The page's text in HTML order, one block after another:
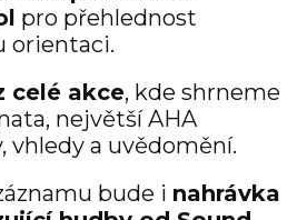
pro přehlednost
orientaci.
celé akce, kde shrneme
největší AHA
vhledy a uvědomění.
bude i nahrávka